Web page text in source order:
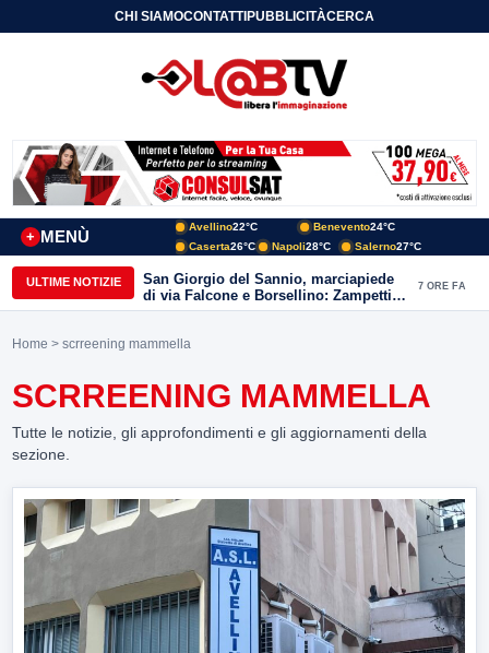
CHI SIAMOCONTATTIPUBBLICITÀCERCA
MENÙ
+
Avellino22°C Benevento24°C
Caserta26°C Napoli28°C Salerno27°C
ULTIME NOTIZIE
San Giorgio del Sannio, marciapiede
di via Falcone e Borsellino: Zampetti e
Lombardi replicano alle polemiche
7 ORE FA
Home > scrreening mammella
SCRREENING MAMMELLA
Tutte le notizie, gli approfondimenti e gli aggiornamenti della
sezione.